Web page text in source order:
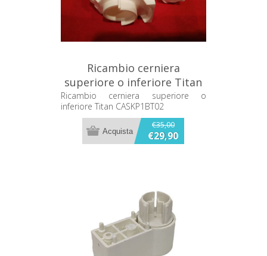
Ricambio cerniera
superiore o inferiore Titan
CASKP1BT02
Ricambio cerniera superiore o
inferiore Titan CASKP1BT02
€35,00
€29,90